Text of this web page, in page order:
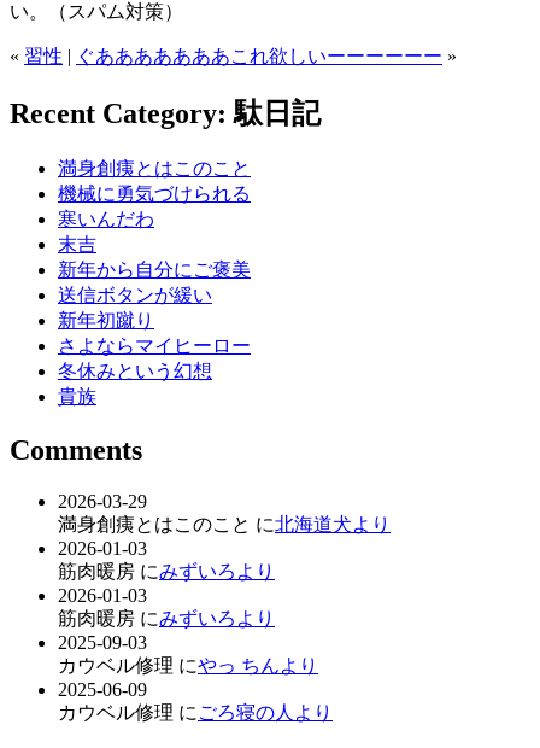
い。（スパム対策）
« 習性 | ぐあああああああこれ欲しいーーーーーー »
Recent Category: 駄日記
満身創痍とはこのこと
機械に勇気づけられる
寒いんだわ
末吉
新年から自分にご褒美
送信ボタンが緩い
新年初蹴り
さよならマイヒーロー
冬休みという幻想
貴族
Comments
2026-03-29
満身創痍とはこのこと に北海道犬より
2026-01-03
筋肉暖房 にみずいろより
2026-01-03
筋肉暖房 にみずいろより
2025-09-03
カウベル修理 にやっ ちんより
2025-06-09
カウベル修理 に ごろ寝の人より